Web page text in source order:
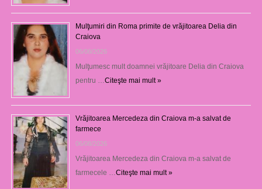
Mulţumiri din Roma primite de vrăjitoarea Delia din
Craiova
06/08/2026
Mulţumesc mult doamnei vrăjitoare Delia din Craiova
pentru … Citeşte mai mult »
Vrăjitoarea Mercedeza din Craiova m-a salvat de
farmece
06/08/2026
Vrăjitoarea Mercedeza din Craiova m-a salvat de
farmecele … Citeşte mai mult »